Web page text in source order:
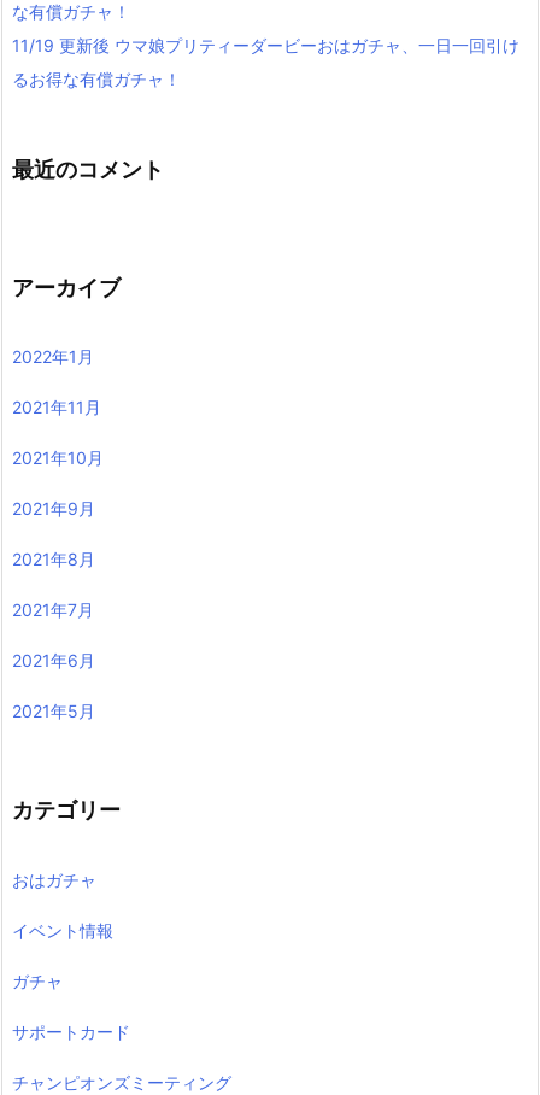
な有償ガチャ！
11/19 更新後 ウマ娘プリティーダービーおはガチャ、一日一回引け
るお得な有償ガチャ！
最近のコメント
アーカイブ
2022年1月
2021年11月
2021年10月
2021年9月
2021年8月
2021年7月
2021年6月
2021年5月
カテゴリー
おはガチャ
イベント情報
ガチャ
サポートカード
チャンピオンズミーティング